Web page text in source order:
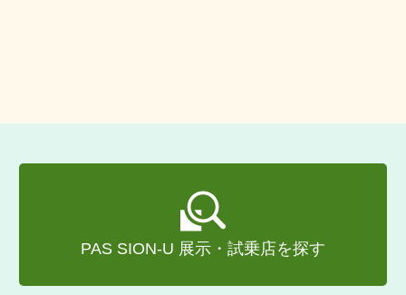
PAS SION-U 展示・試乗店を探す